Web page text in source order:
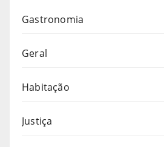
Gastronomia
Geral
Habitação
Justiça